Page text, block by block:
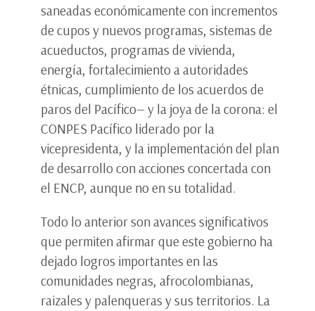
saneadas económicamente con incrementos
de cupos y nuevos programas, sistemas de
acueductos, programas de vivienda,
energía, fortalecimiento a autoridades
étnicas, cumplimiento de los acuerdos de
paros del Pacífico— y la joya de la corona: el
CONPES Pacífico liderado por la
vicepresidenta, y la implementación del plan
de desarrollo con acciones concertada con
el ENCP, aunque no en su totalidad.
Todo lo anterior son avances significativos
que permiten afirmar que este gobierno ha
dejado logros importantes en las
comunidades negras, afrocolombianas,
raizales y palenqueras y sus territorios. La